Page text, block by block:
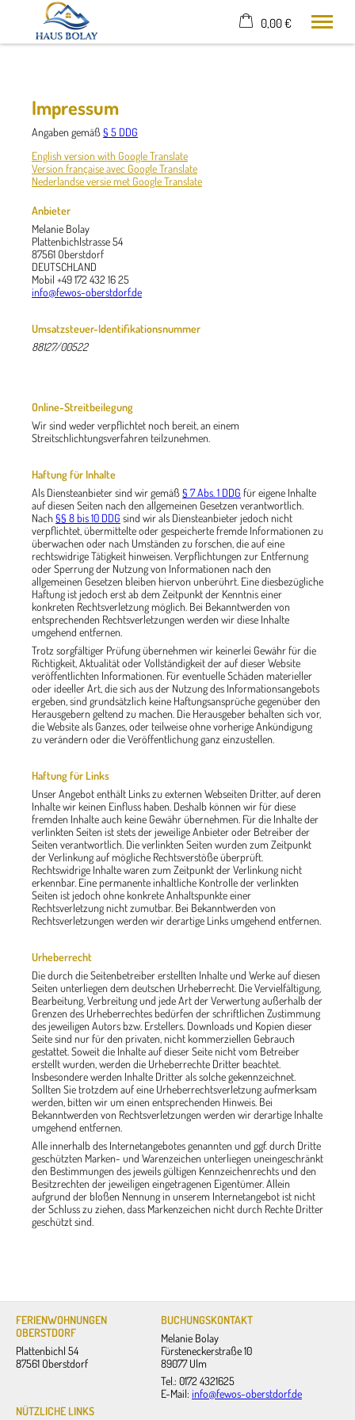
Home
Ferienhaus- Ferienwohnung
Oberstdorf
Freizeit
Umgebung
Kontakt
Anreise
0,00 €
Impressum
Angaben gemäß§ 5 DDG
English version with Google Translate
Version française avec Google Translate
Nederlandse versie met Google Translate
Anbieter
Melanie Bolay
Plattenbichlstrasse 54
87561 Oberstdorf
DEUTSCHLAND
Mobil +49 172 432 16 25
info@fewos-oberstdorf.de
Umsatzsteuer-Identifikationsnummer
88127/00522
Online-Streitbeilegung
Wir sind weder verpflichtet noch bereit, an einem
Streitschlichtungsverfahren teilzunehmen.
Haftung für Inhalte
Als Diensteanbieter sind wir gemäß§ 7 Abs. 1 DDG für eigene Inhalte
auf diesen Seiten nach den allgemeinen Gesetzen verantwortlich.
Nach§§ 8 bis 10 DDG sind wir als Diensteanbieter jedoch nicht
verpflichtet, übermittelte oder gespeicherte fremde Informationen zu
überwachen oder nach Umständen zu forschen, die auf eine
rechtswidrige Tätigkeit hinweisen. Verpflichtungen zur Entfernung
oder Sperrung der Nutzung von Informationen nach den
allgemeinen Gesetzen bleiben hiervon unberührt. Eine diesbezügliche
Haftung ist jedoch erst ab dem Zeitpunkt der Kenntnis einer
konkreten Rechtsverletzung möglich. Bei Bekanntwerden von
entsprechenden Rechtsverletzungen werden wir diese Inhalte
umgehend entfernen.
Trotz sorgfältiger Prüfung übernehmen wir keinerlei Gewähr für die
Richtigkeit, Aktualität oder Vollständigkeit der auf dieser Website
veröffentlichten Informationen. Für eventuelle Schäden materieller
oder ideeller Art, die sich aus der Nutzung des Informationsangebots
ergeben, sind grundsätzlich keine Haftungsansprüche gegenüber den
Herausgebern geltend zu machen. Die Herausgeber behalten sich vor,
die Website als Ganzes, oder teilweise ohne vorherige Ankündigung
zu verändern oder die Veröffentlichung ganz einzustellen.
Haftung für Links
Unser Angebot enthält Links zu externen Webseiten Dritter, auf deren
Inhalte wir keinen Einfluss haben. Deshalb können wir für diese
fremden Inhalte auch keine Gewähr übernehmen. Für die Inhalte der
verlinkten Seiten ist stets der jeweilige Anbieter oder Betreiber der
Seiten verantwortlich. Die verlinkten Seiten wurden zum Zeitpunkt
der Verlinkung auf mögliche Rechtsverstöße überprüft.
Rechtswidrige Inhalte waren zum Zeitpunkt der Verlinkung nicht
erkennbar. Eine permanente inhaltliche Kontrolle der verlinkten
Seiten ist jedoch ohne konkrete Anhaltspunkte einer
Rechtsverletzung nicht zumutbar. Bei Bekanntwerden von
Rechtsverletzungen werden wir derartige Links umgehend entfernen.
Urheberrecht
Die durch die Seitenbetreiber erstellten Inhalte und Werke auf diesen
Seiten unterliegen dem deutschen Urheberrecht. Die Vervielfältigung,
Bearbeitung, Verbreitung und jede Art der Verwertung außerhalb der
Grenzen des Urheberrechtes bedürfen der schriftlichen Zustimmung
des jeweiligen Autors bzw. Erstellers. Downloads und Kopien dieser
Seite sind nur für den privaten, nicht kommerziellen Gebrauch
gestattet. Soweit die Inhalte auf dieser Seite nicht vom Betreiber
erstellt wurden, werden die Urheberrechte Dritter beachtet.
Insbesondere werden Inhalte Dritter als solche gekennzeichnet.
Sollten Sie trotzdem auf eine Urheberrechtsverletzung aufmerksam
werden, bitten wir um einen entsprechenden Hinweis. Bei
Bekanntwerden von Rechtsverletzungen werden wir derartige Inhalte
umgehend entfernen.
Alle innerhalb des Internetangebotes genannten und ggf. durch Dritte
geschützten Marken- und Warenzeichen unterliegen uneingeschränkt
den Bestimmungen des jeweils gültigen Kennzeichenrechts und den
Besitzrechten der jeweiligen eingetragenen Eigentümer. Allein
aufgrund der bloßen Nennung in unserem Internetangebot ist nicht
der Schluss zu ziehen, dass Markenzeichen nicht durch Rechte Dritter
geschützt sind.
FERIENWOHNUNGEN
OBERSTDORF
Plattenbichl 54
87561 Oberstdorf
BUCHUNGSKONTAKT
Melanie Bolay
Fürsteneckerstraße 10
89077 Ulm
Tel.: 0172 4321625
E-Mail: info@fewos-oberstdorf.de
NÜTZLICHE LINKS